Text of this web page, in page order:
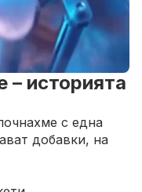
– историята
с една
добавки, на